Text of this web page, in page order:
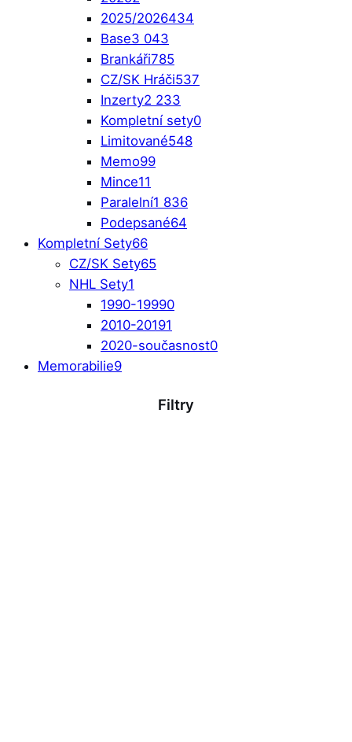
2025/2026434
Base3 043
Brankáři785
CZ/SK Hráči537
Inzerty2 233
Kompletní sety0
Limitované548
Memo99
Mince11
Paralelní1 836
Podepsané64
Kompletní Sety66
CZ/SK Sety65
NHL Sety1
1990-19990
2010-20191
2020-současnost0
Memorabilie9
Filtry